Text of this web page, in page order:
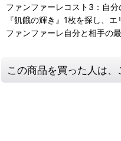
ファンファーレコスト3：自
『飢餓の輝き』1枚を探し、エ
ファンファーレ自分と相手の
この商品を買った人は